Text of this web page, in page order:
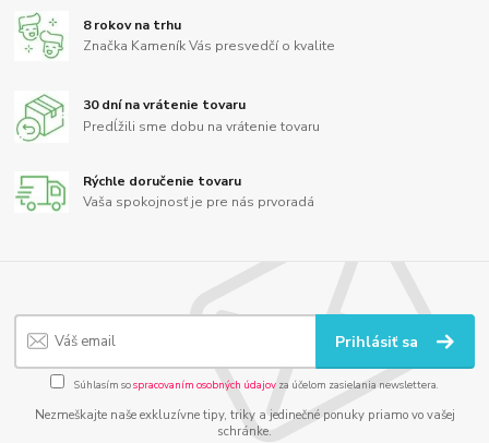
8 rokov na trhu
Značka Kameník Vás presvedčí o kvalite
30 dní na vrátenie tovaru
Predĺžili sme dobu na vrátenie tovaru
Rýchle doručenie tovaru
Vaša spokojnosť je pre nás prvoradá
Prihlásiť sa
Súhlasím sospracovaním osobných údajov za účelom zasielania newslettera.
Nezmeškajte naše exkluzívne tipy, triky a jedinečné ponuky priamo vo vašej
schránke.